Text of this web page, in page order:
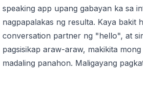
speaking app upang gabayan ka sa
nagpapalakas ng resulta. Kaya bakit
conversation partner ng "hello", at
pagsisikap araw-araw, makikita
madaling panahon. Maligayang